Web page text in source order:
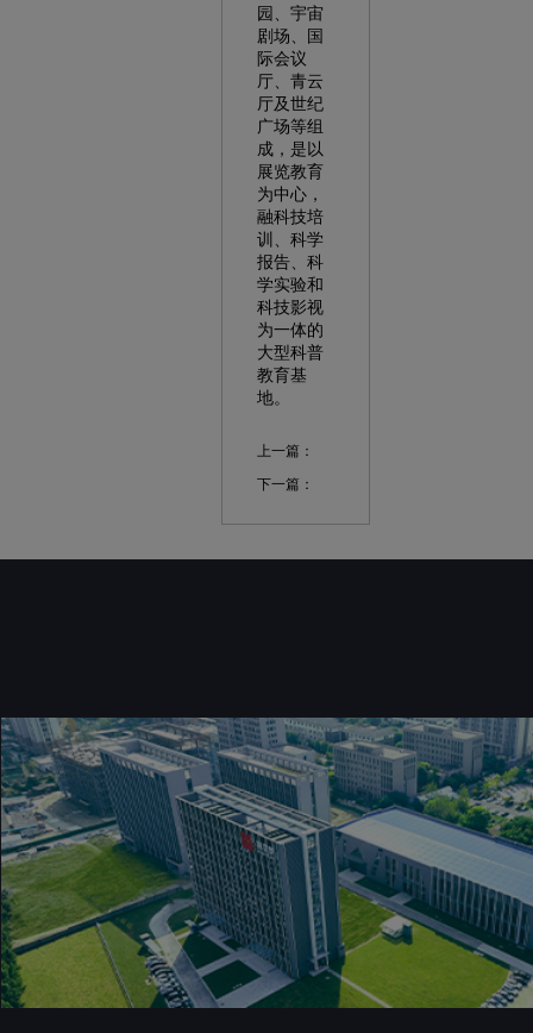
园、宇宙
剧场、国
际会议
厅、青云
厅及世纪
广场等组
成，是以
展览教育
为中心，
融科技培
训、科学
报告、科
学实验和
科技影视
为一体的
大型科普
教育基
地。
上一篇：
下一篇：